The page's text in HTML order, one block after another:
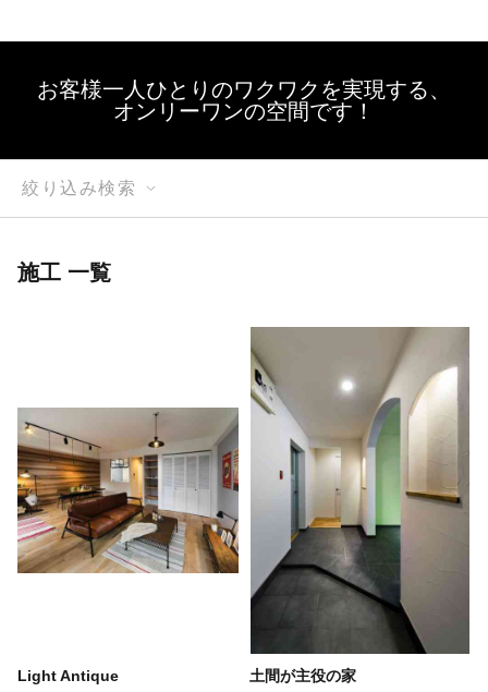
お客様一人ひとりのワクワクを実現する、
オンリーワンの空間です！
絞り込み検索
施工 一覧
Light Antique 土間が主役の家